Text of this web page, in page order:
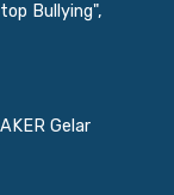
Bullying",
Gelar